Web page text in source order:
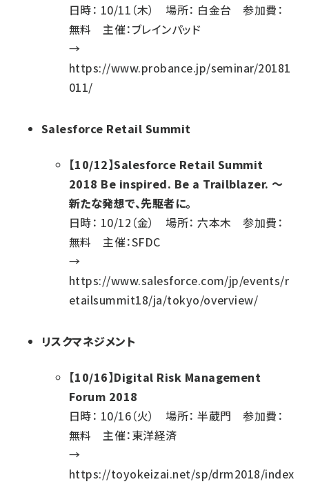
日時： 10/11（木） 場所： 白金台 参加費：
無料 主催：ブレインパッド
→
https://www.probance.jp/seminar/20181
011/
Salesforce Retail Summit
【10/12】Salesforce Retail Summit
2018 Be inspired. Be a Trailblazer. ～
新たな発想で、先駆者に。
日時： 10/12（金） 場所： 六本木 参加費：
無料 主催：SFDC
→
https://www.salesforce.com/jp/events/r
etailsummit18/ja/tokyo/overview/
リスクマネジメント
【10/16】Digital Risk Management
Forum 2018
日時： 10/16（火） 場所： 半蔵門 参加費：
無料 主催：東洋経済
→
https://toyokeizai.net/sp/drm2018/index